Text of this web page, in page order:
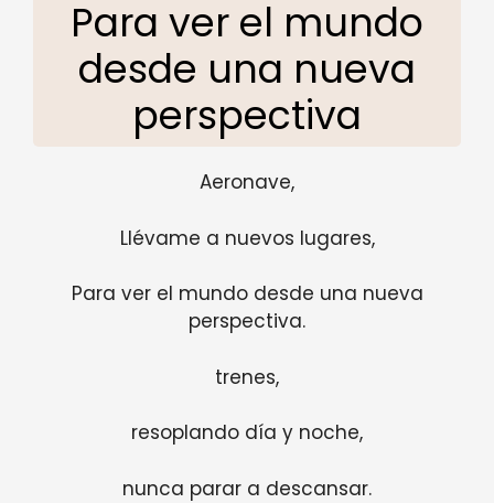
Para ver el mundo
desde una nueva
perspectiva
Aeronave,
Llévame a nuevos lugares,
Para ver el mundo desde una nueva
perspectiva.
trenes,
resoplando día y noche,
nunca parar a descansar.